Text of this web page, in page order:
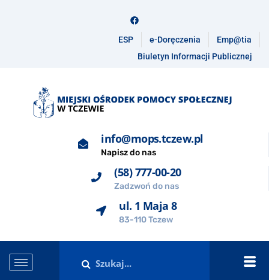
ESP e-Doręczenia
Emp@tia
Biuletyn Informacji Publicznej
info@mops.tczew.pl
Napisz do nas
(58) 777-00-20
Zadzwoń do nas
ul. 1 Maja 8
83-110 Tczew